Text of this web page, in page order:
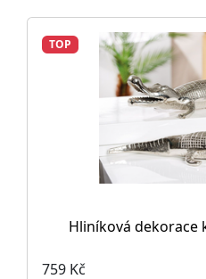
TOP
Hliníková dekorace
759 Kč